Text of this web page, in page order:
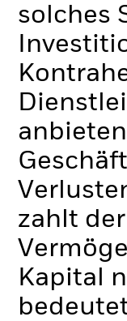
solches
zahlt
Kapital